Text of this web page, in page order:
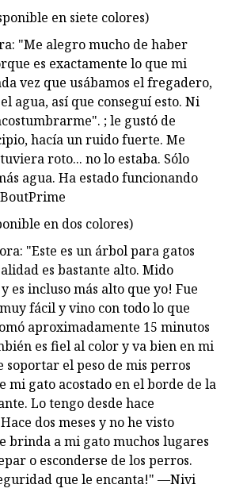
en siete colores)
"Me alegro mucho de haber
es exactamente lo que mi
vez que usábamos el fregadero,
agua, así que conseguí esto. Ni
; le gustó de
hacía un ruido fuerte. Me
roto... no lo estaba. Sólo
agua. Ha estado funcionando
en dos colores)
"Este es un árbol para gatos
es bastante alto. Mido
es incluso más alto que yo! Fue
fácil y vino con todo lo que
aproximadamente 15 minutos
es fiel al color y va bien en mi
soportar el peso de mis perros
mi gato acostado en el borde de la
Lo tengo desde hace
dos meses y no he visto
brinda a mi gato muchos lugares
o esconderse de los perros.
que le encanta!" —Nivi